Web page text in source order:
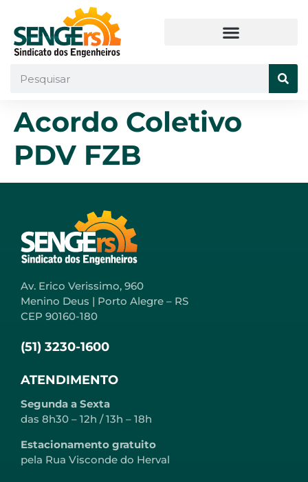
Acordo Coletivo
PDV FZB
Av. Erico Verissimo, 960
Menino Deus | Porto Alegre – RS
CEP 90160-180
(51) 3230-1600
ATENDIMENTO
Segunda a Sexta
das 8h30 – 12h / 13h – 18h
Estacionamento gratuito
pela Rua Visconde do Herval